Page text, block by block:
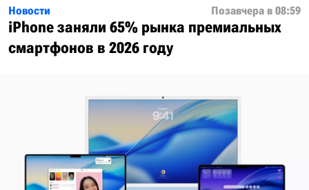
Новости Позавчера в 08:59
iPhone заняли 65% рынка премиальных
смартфонов в 2026 году